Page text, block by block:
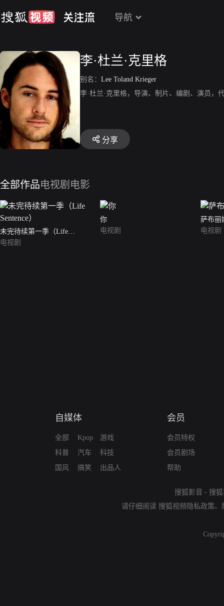
导航
李·杜兰·克里格
别名： Lee Toland Krieger
李·杜兰·克里格，导演、制片、编剧、演员，
分享
全部作品电视剧 电影
未完待续第一季（Life
Sentence）
电视剧
你
电视剧
萨布丽
电视剧
自媒体
全部
科普
国风
Kpop
汽车
搞笑
游戏
科技
出品人
会员
会员特权
会员剧场
帮助
搜狐影音 - 搜
请仔细阅读 搜狐视频隐私政策、